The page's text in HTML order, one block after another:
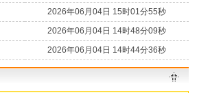
2026年06月04日 15时01分55秒
2026年06月04日 14时48分09秒
2026年06月04日 14时44分36秒